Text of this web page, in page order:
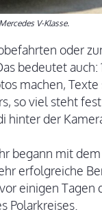
V-Klasse.
oder
bedeutet
machen,
so viel steht
der
begann mit dem
erfolgreiche
einigen Tagen
Polarkreises.